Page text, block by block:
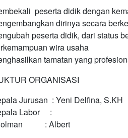
peserta didik dengan
dirinya secara
peserta didik, dari status
wira usaha
tamatan yang
ORGANISASI
Jurusan : Yeni Delfina, S.KH
Labor :
: Albert